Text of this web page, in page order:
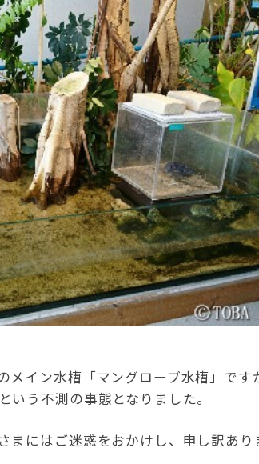
イン水槽「マングローブ水槽」です
う不測の事態となりました。
にはご迷惑をおかけし、申し訳あり